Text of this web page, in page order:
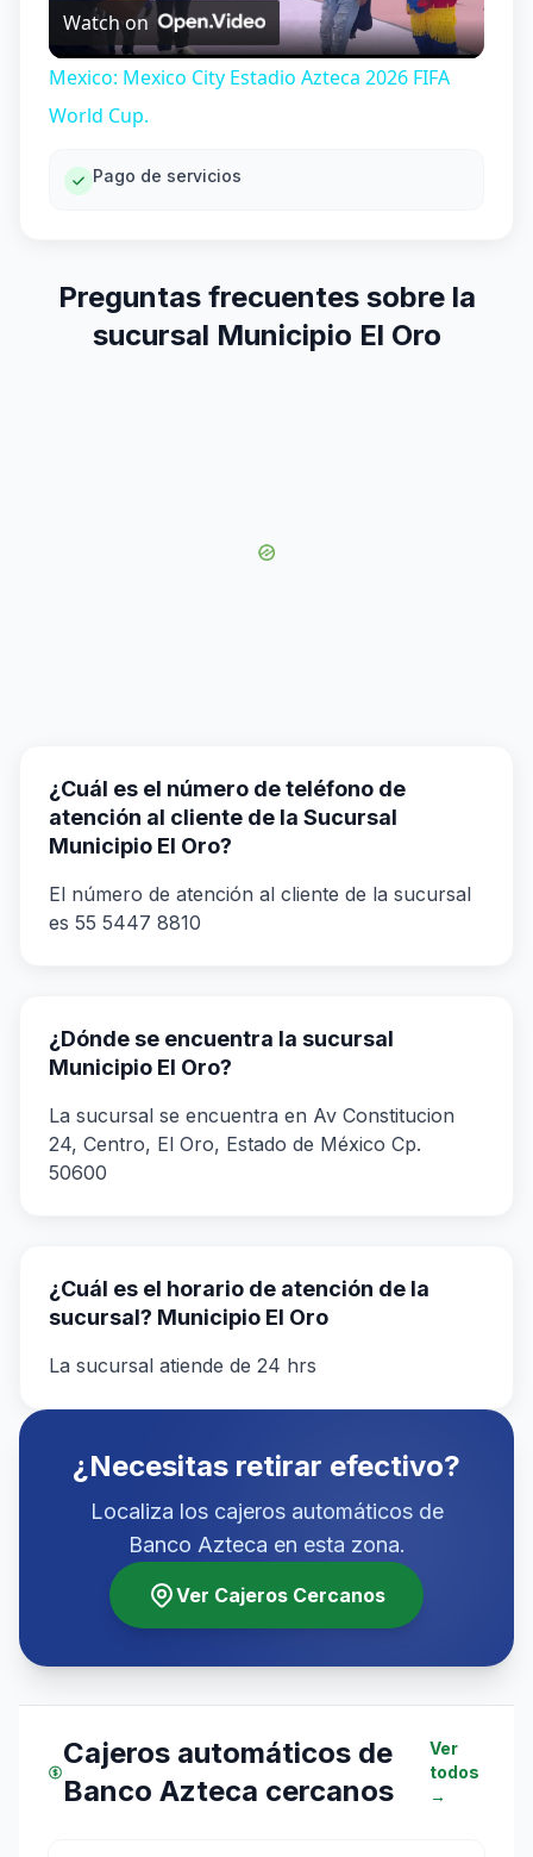
Video
Watch on
Mexico: Mexico City Estadio Azteca 2026 FIFA
World Cup.
Pago de servicios
Preguntas frecuentes sobre la
sucursal Municipio El Oro
¿Cuál es el número de teléfono de
atención al cliente de la Sucursal
Municipio El Oro?
El número de atención al cliente de la sucursal
es 55 5447 8810
¿Dónde se encuentra la sucursal
Municipio El Oro?
La sucursal se encuentra en Av Constitucion
24, Centro, El Oro, Estado de México Cp.
50600
¿Cuál es el horario de atención de la
sucursal? Municipio El Oro
La sucursal atiende de 24 hrs
¿Necesitas retirar efectivo?
Localiza los cajeros automáticos de
Banco Azteca en esta zona.
Ver Cajeros Cercanos
Cajeros automáticos de
Banco Azteca cercanos
Ver
todos
→